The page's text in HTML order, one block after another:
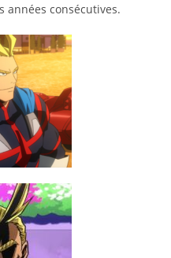
consécutives.